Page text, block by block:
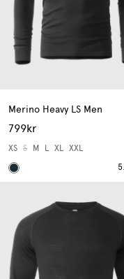
Merino Heavy LS Men
799kr
XS S M L XL XXL